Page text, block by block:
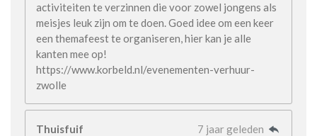
activiteiten te verzinnen die voor zowel jongens als
meisjes leuk zijn om te doen. Goed idee om een keer
een themafeest te organiseren, hier kan je alle
kanten mee op!
https://www.korbeld.nl/evenementen-verhuur-
zwolle
Thuisfuif
7 jaar geleden